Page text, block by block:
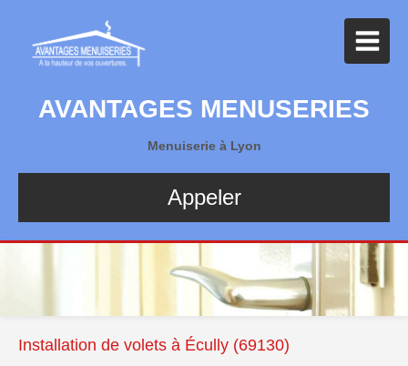
AVANTAGES MENUSERIES
Menuiserie à Lyon
Appeler
Installation de volets à Écully (69130)